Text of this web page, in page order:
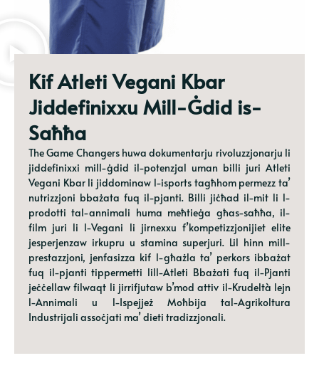
Kif Atleti Vegani Kbar
Jiddefinixxu Mill-Ġdid is-
Saħħa
The Game Changers huwa dokumentarju rivoluzzjonarju li
jiddefinixxi mill-ġdid il-potenzjal uman billi juri Atleti
Vegani Kbar li jiddominaw l-isports tagħhom permezz ta’
nutrizzjoni bbażata fuq il-pjanti. Billi jiċħad il-mit li l-
prodotti tal-annimali huma meħtieġa għas-saħħa, il-
film juri li l-Vegani li jirnexxu f’kompetizzjonijiet elite
jesperjenzaw irkupru u stamina superjuri. Lil hinn mill-
prestazzjoni, jenfasizza kif l-għażla ta’ perkors ibbażat
fuq il-pjanti tippermetti lill-Atleti Bbażati fuq il-Pjanti
jeċċellaw filwaqt li jirrifjutaw b’mod attiv il-Krudeltà lejn
l-Annimali u l-Ispejjeż Moħbija tal-Agrikoltura
Industrijali assoċjati ma’ dieti tradizzjonali.